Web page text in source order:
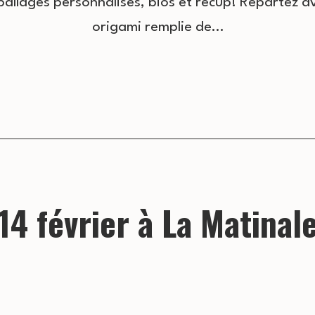
origami remplie de…
février à La